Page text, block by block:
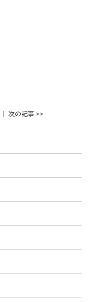
次の記事 >>